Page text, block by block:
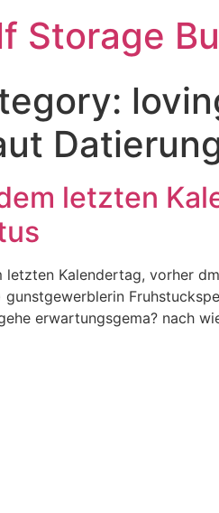
Storage
letzten
letzten Kalendertag, vorher
gunstgewerblerin
erwartungsgema? nach